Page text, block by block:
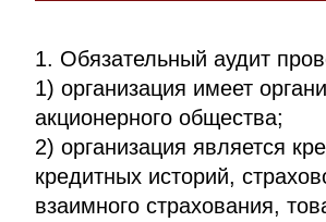
1. Обязательный аудит
1) организация имеет
акционерного общества;
2) организация является
кредитных историй,
взаимного страхования,